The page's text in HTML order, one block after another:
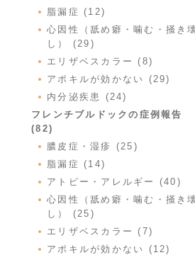
脂漏症 (12)
心因性（舐め癖・噛む・掻き
し） (29)
エリザベスカラー (8)
アポキルが効かない (29)
内分泌疾患 (24)
フレンチブルドックの症例報告
(82)
膿皮症・湿疹 (25)
脂漏症 (14)
アトピー・アレルギー (40)
心因性（舐め癖・噛む・掻き
し） (25)
エリザベスカラー (7)
アポキルが効かない (12)